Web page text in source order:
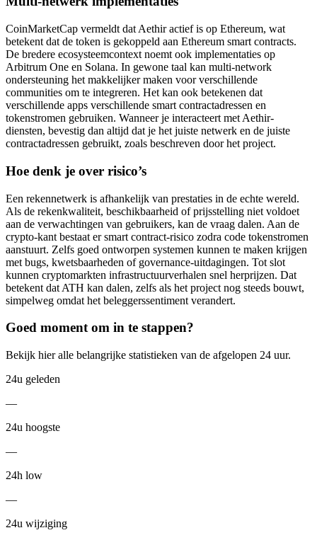
CoinMarketCap vermeldt dat Aethir actief is op Ethereum, wat
betekent dat de token is gekoppeld aan Ethereum smart contracts.
De bredere ecosysteemcontext noemt ook implementaties op
Arbitrum One en Solana. In gewone taal kan multi-network
ondersteuning het makkelijker maken voor verschillende
communities om te integreren. Het kan ook betekenen dat
verschillende apps verschillende smart contractadressen en
tokenstromen gebruiken. Wanneer je interacteert met Aethir-
diensten, bevestig dan altijd dat je het juiste netwerk en de juiste
contractadressen gebruikt, zoals beschreven door het project.
Hoe denk je over risico’s
Een rekennetwerk is afhankelijk van prestaties in de echte wereld.
Als de rekenkwaliteit, beschikbaarheid of prijsstelling niet voldoet
aan de verwachtingen van gebruikers, kan de vraag dalen. Aan de
crypto-kant bestaat er smart contract-risico zodra code tokenstromen
aanstuurt. Zelfs goed ontworpen systemen kunnen te maken krijgen
met bugs, kwetsbaarheden of governance-uitdagingen. Tot slot
kunnen cryptomarkten infrastructuurverhalen snel herprijzen. Dat
betekent dat ATH kan dalen, zelfs als het project nog steeds bouwt,
simpelweg omdat het beleggerssentiment verandert.
Goed moment om in te stappen?
Bekijk hier alle belangrijke statistieken van de afgelopen 24 uur.
24u geleden
—
24u hoogste
—
24h low
—
24u wijziging